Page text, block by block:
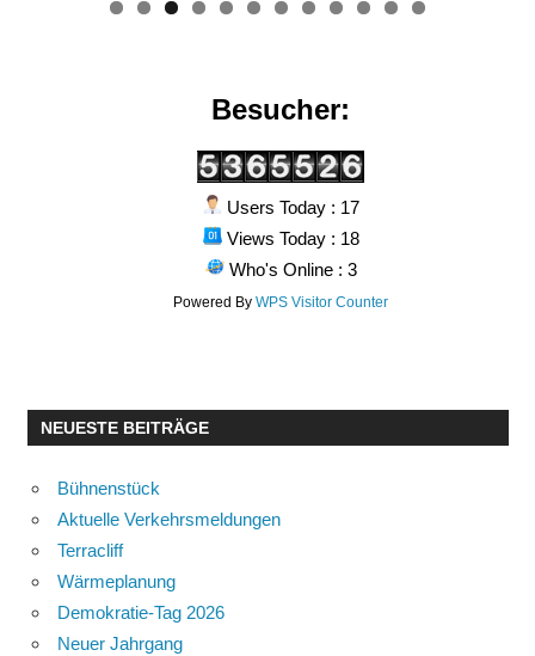
0 1 2
Besucher:
Users Today : 17
Views Today : 18
Who's Online : 3
Powered ByWPS Visitor Counter
NEUESTE BEITRÄGE
Bühnenstück
Aktuelle Verkehrsmeldungen
Terracliff
Wärmeplanung
Demokratie-Tag 2026
Neuer Jahrgang